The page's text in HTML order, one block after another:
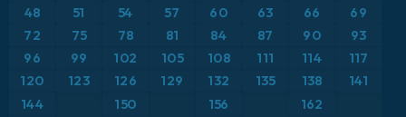
ICON Alemania 2 km
Caribe
Escandinavia
Anomalía de temperatura a 850 hPa
CAPE
Presión
48
51 54 57 60 63 66
69
72
75 78 81 84 87 90 93
96 99 102 105 108 111 114 117
120 123 126 129 132 135 138
141
144
150 156
162